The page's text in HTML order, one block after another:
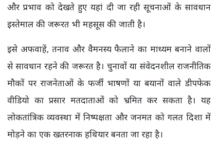
और प्रभाव को देखते हुए यहां दी जा रही सूचनाओं के सावधान
इस्तेमाल की जरूरत भी महसूस की जाती है।
इसे अफवाहें, तनाव और वैमनस्य फैलाने का माध्यम बनाने वालों
से सावधान रहने की जरूरत है। चुनावों या संवेदनशील राजनीतिक
मौकों पर राजनेताओं के फर्जी भाषणों या बयानों वाले डीपफेक
वीडियो का प्रसार मतदाताओं को भ्रमित कर सकता है। यह
लोकतांत्रिक व्यवस्था में निष्पक्षता और जनमत को गलत दिशा में
मोड़ने का एक खतरनाक हथियार बनता जा रहा है।